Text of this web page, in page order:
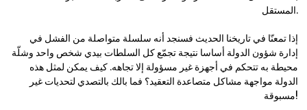
المستقل.
إذا تمعنّا في تاريخنا الحديث فسنجد أنه سلسلة متواصلة من الفشل في
إدارة شؤون الدولة أساسا نتيجة تجمّع كل السلطات بيدي شخص واحد وشلّة
محيطة به تتحكم في أجهزة غير مسؤولة إلا تجاهه. كيف يمكن لمثل هذه
الدولة مواجهة مشاكل متصاعدة التعقيد؟ فما بالك بالتصدي لتحديات غير
مسبوقة!